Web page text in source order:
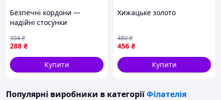
Безпечні кордони —
надійні стосунки
288 ₴
304₴
Купити
Хижацьке золото
456 ₴
480₴
Купити
Популярні виробники в категоріїФілателія